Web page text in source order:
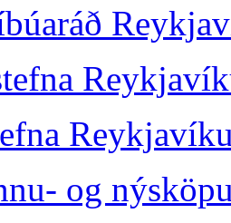
og